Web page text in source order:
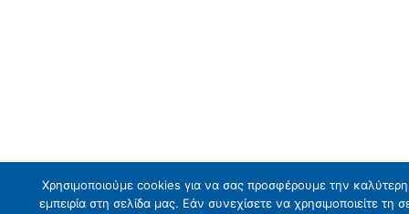
Χρησιμοποιούμε cookies για να σας προσφέρουμε την
εμπειρία στη σελίδα μας. Εάν συνεχίσετε να χρησιμοποιείτε τη